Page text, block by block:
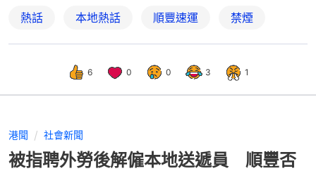
熱話 本地熱話 順豐速運 禁煙
6 0 0 3 1
港聞 社會新聞
被指聘外勞後解僱本地送遞員 順豐否